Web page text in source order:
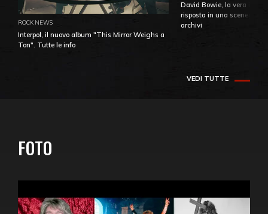
ROCK NEWS
Interpol, il nuovo album "This Mirror Weighs a
Ton". Tutte le info
David Bowie, la vera
risposta in una
archivi
VEDI TUTTE
FOTO